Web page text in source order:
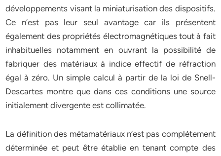
développements visant la miniaturisation des dispositifs.
Ce n’est pas leur seul avantage car ils présentent
également des propriétés électromagnétiques tout à fait
inhabituelles notamment en ouvrant la possibilité de
fabriquer des matériaux à indice effectif de réfraction
égal à zéro. Un simple calcul à partir de la loi de Snell-
Descartes montre que dans ces conditions une source
initialement divergente est collimatée.
La définition des métamatériaux n’est pas complètement
déterminée et peut être établie en tenant compte des